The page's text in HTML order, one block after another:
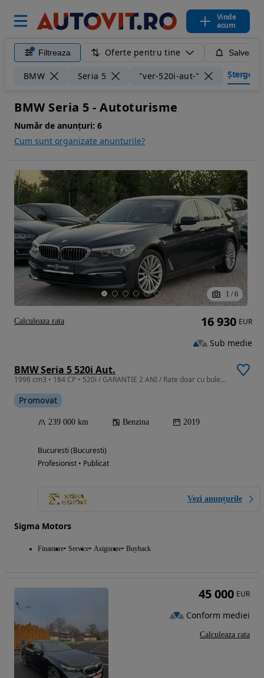
Vinde
acum
Filtreaza Oferte pentru tine
BMW Seria 5 "ver-520i-aut-" Șterge
BMW Seria 5 - Autoturisme
Număr de anunțuri: 6
Cum sunt organizate anunturile?
1 / 6
BMW Seria 5 520i Aut.
1998 cm3 • 184 CP • 520i / GARANTIE 2 ANI / Rate doar cu buletinul / Leasing firme noi
Promovat
239 000 km Benzina 2019
Bucuresti (Bucuresti)
Profesionist • Publicat
Vezi anunțurile
Sigma Motors
Finantare Service Asigurare Buyback
16 930 EUR
Sub medie
Calculeaza rata
45 000 EUR
Conform mediei
Calculeaza rata